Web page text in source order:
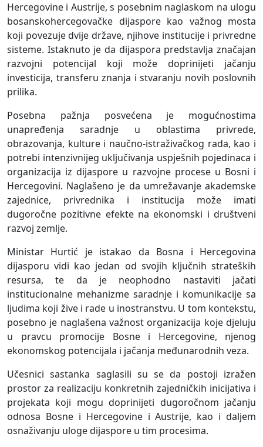
Hercegovine i Austrije, s posebnim naglaskom na ulogu
bosanskohercegovačke dijaspore kao važnog mosta
koji povezuje dvije države, njihove institucije i privredne
sisteme. Istaknuto je da dijaspora predstavlja značajan
razvojni potencijal koji može doprinijeti jačanju
investicija, transferu znanja i stvaranju novih poslovnih
prilika.
Posebna pažnja posvećena je mogućnostima
unapređenja saradnje u oblastima privrede,
obrazovanja, kulture i naučno-istraživačkog rada, kao i
potrebi intenzivnijeg uključivanja uspješnih pojedinaca i
organizacija iz dijaspore u razvojne procese u Bosni i
Hercegovini. Naglašeno je da umrežavanje akademske
zajednice, privrednika i institucija može imati
dugoročne pozitivne efekte na ekonomski i društveni
razvoj zemlje.
Ministar Hurtić je istakao da Bosna i Hercegovina
dijasporu vidi kao jedan od svojih ključnih strateških
resursa, te da je neophodno nastaviti jačati
institucionalne mehanizme saradnje i komunikacije sa
ljudima koji žive i rade u inostranstvu. U tom kontekstu,
posebno je naglašena važnost organizacija koje djeluju
u pravcu promocije Bosne i Hercegovine, njenog
ekonomskog potencijala i jačanja međunarodnih veza.
Učesnici sastanka saglasili su se da postoji izražen
prostor za realizaciju konkretnih zajedničkih inicijativa i
projekata koji mogu doprinijeti dugoročnom jačanju
odnosa Bosne i Hercegovine i Austrije, kao i daljem
osnaživanju uloge dijaspore u tim procesima.